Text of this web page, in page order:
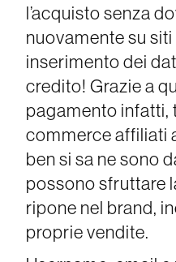
l’acquisto senza
nuovamente su
inserimento dei
credito! Grazie a
pagamento infatti,
commerce affiliati
ben si sa ne sono
possono sfruttare
ripone nel brand,
proprie vendite.